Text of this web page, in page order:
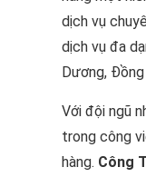
dịch vụ
dịch vụ đa
Dương, Đồng
Với đội ngũ
trong công
hàng. Công